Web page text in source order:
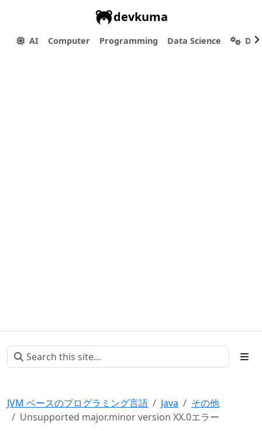
devkuma
AI Computer Programming Data Science
JVM ベースのプログラミング言語 Java
その他
Unsupported major.minor version XX.0エラー